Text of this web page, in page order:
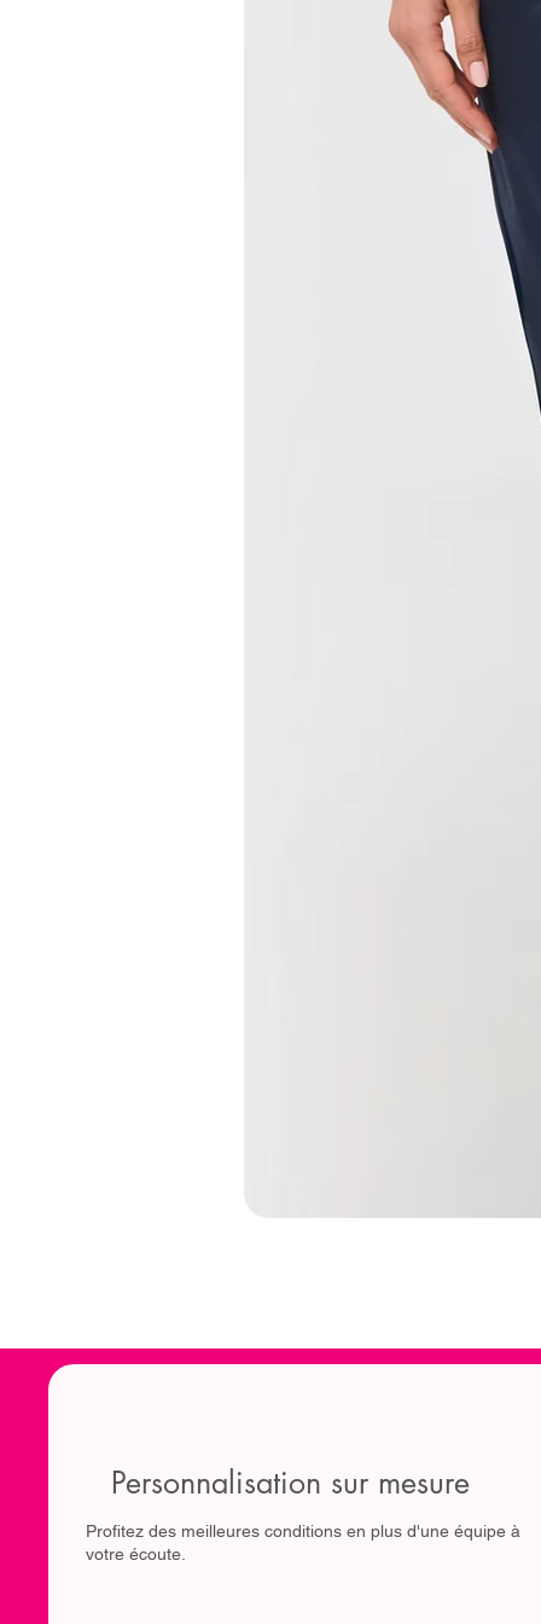
Personnalisation sur mesure
Profitez des meilleures conditions en plus d'une équipe à
votre écoute.